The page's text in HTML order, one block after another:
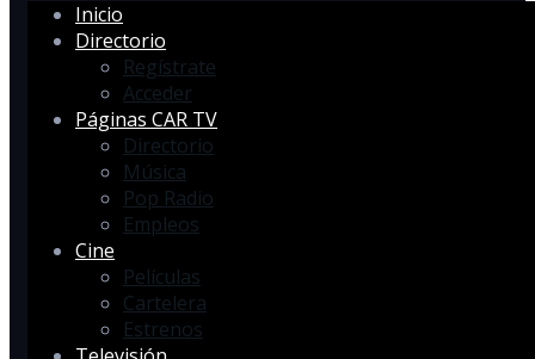
Inicio
Directorio
Regístrate
Acceder
Páginas CAR TV
Directorio
Música
Pop Radio
Empleos
Cine
Películas
Cartelera
Estrenos